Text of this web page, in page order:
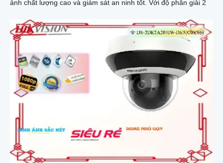
ảnh chất lượng cao và giám sát an ninh tốt. Với độ phân giải 2